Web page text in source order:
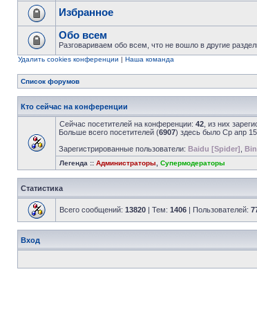
Избранное
Обо всем
Разговариваем обо всем, что не вошло в другие
Удалить cookies конференции | Наша команда
Список форумов
Кто сейчас на конференции
Сейчас посетителей на конференции: 42 , из них
Больше всего посетителей (6907) здесь было Ср апр
Зарегистрированные пользователи: Baidu [Spider]
Легенда :: Администраторы Супермодераторы
Статистика
Всего сообщений: 13820 | Тем: 1406 | Пользователей:
Вход